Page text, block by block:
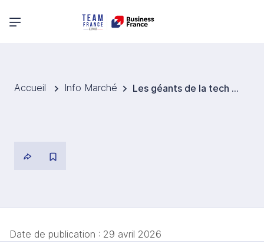
Menu principal
Accueil Info Marché Les géants de la tech s’affrontent dans la « guerre des data centers » en Australie
Date de publication : 29 avril 2026